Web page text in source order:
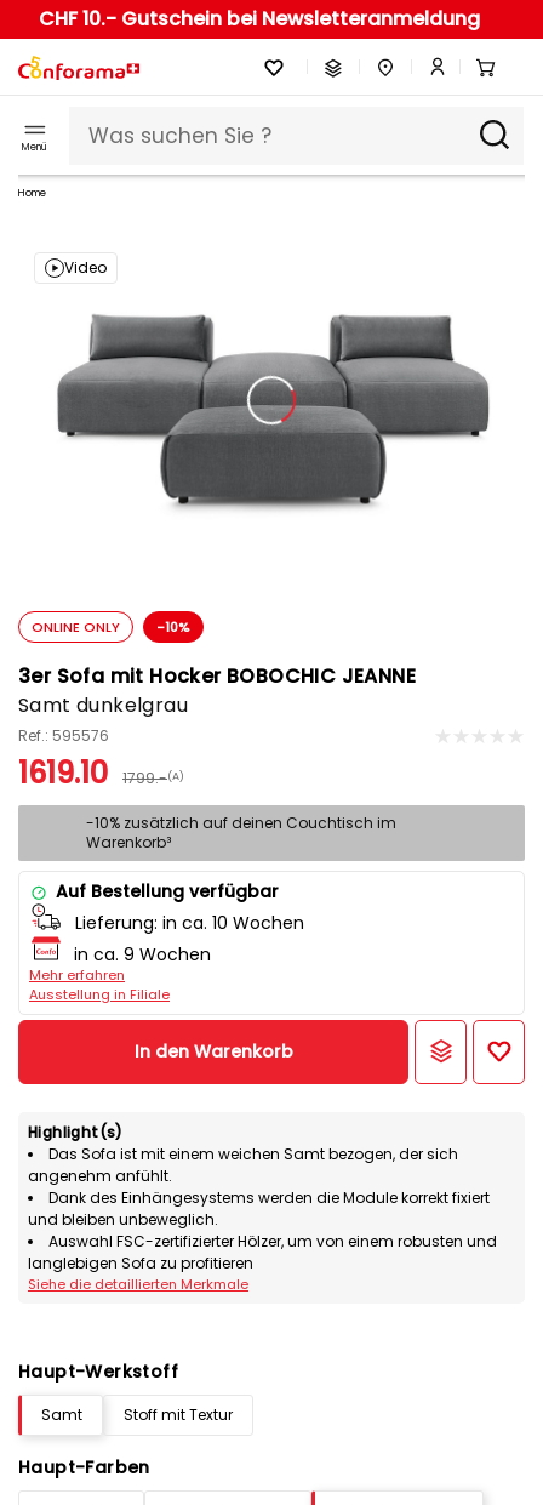
CHF 10.- Gutschein bei Newsletteranmeldung
Menü
Home
Video
ONLINE ONLY -10%
3er Sofa mit Hocker BOBOCHIC JEANNE
Samt dunkelgrau
Ref.: 595576
1619.10 1799.-(A)
-10% zusätzlich auf deinen Couchtisch im
Warenkorb³
Auf Bestellung verfügbar
Lieferung: in ca. 10 Wochen
in ca. 9 Wochen
Mehr erfahren
Ausstellung in Filiale
In den Warenkorb
Highlight(s)
Das Sofa ist mit einem weichen Samt bezogen, der sich
angenehm anfühlt.
Dank des Einhängesystems werden die Module korrekt fixiert
und bleiben unbeweglich.
Auswahl FSC-zertifizierter Hölzer, um von einem robusten und
langlebigen Sofa zu profitieren
Siehe die detaillierten Merkmale
Haupt-Werkstoff
Samt Stoff mit Textur
Haupt-Farben